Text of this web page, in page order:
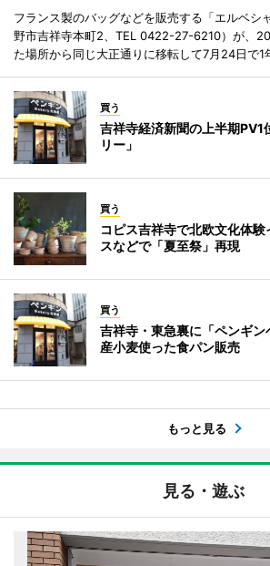
フランス製のバッグなどを販売する「エルベシ
野市吉祥寺本町2、TEL 0422-27-6210）が、
た場所から同じ大正通りに移転して7月24日で1
買う
吉祥寺経済新聞の上半期PV1
リー」
買う
コピス吉祥寺で北欧文化体
スなどで「夏至祭」再現
買う
吉祥寺・東急裏に「ペンギ
産小麦使った食パン販売
もっと見る
見る・遊ぶ